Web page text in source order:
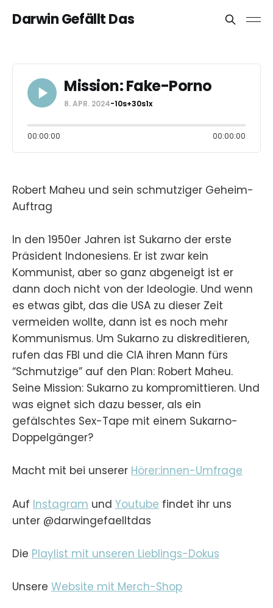
Darwin Gefällt Das
Mission: Fake-Porno
8. APR. 2024-10s+30s1x
00:00:00 00:00:00
Robert Maheu und sein schmutziger Geheim-
Auftrag
In den 1950er Jahren ist Sukarno der erste
Präsident Indonesiens. Er ist zwar kein
Kommunist, aber so ganz abgeneigt ist er
dann doch nicht von der Ideologie. Und wenn
es etwas gibt, das die USA zu dieser Zeit
vermeiden wollte, dann ist es noch mehr
Kommunismus. Um Sukarno zu diskreditieren,
rufen das FBI und die CIA ihren Mann fürs
“Schmutzige” auf den Plan: Robert Maheu.
Seine Mission: Sukarno zu kompromittieren. Und
was eignet sich dazu besser, als ein
gefälschtes Sex-Tape mit einem Sukarno-
Doppelgänger?
Macht mit bei unserer Hörer:innen-Umfrage
Auf Instagram und Youtube findet ihr uns
unter @darwingefaelltdas
Die Playlist mit unseren Lieblings-Dokus
Unsere Website mit Merch-Shop